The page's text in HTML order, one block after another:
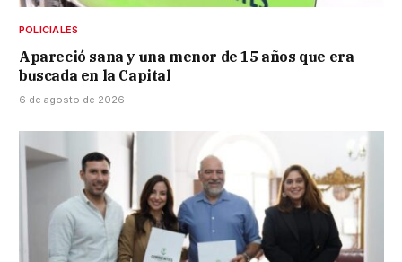
POLICIALES
Apareció sana y una menor de 15 años que era
buscada en la Capital
6 de agosto de 2026